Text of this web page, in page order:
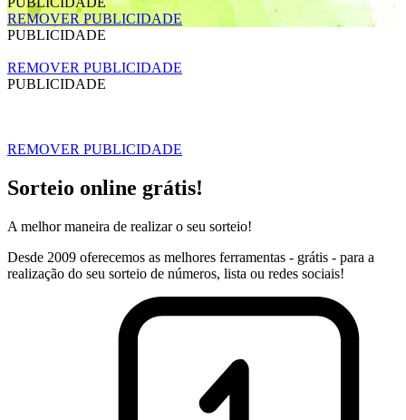
REMOVER PUBLICIDADE
PUBLICIDADE
REMOVER PUBLICIDADE
PUBLICIDADE
REMOVER PUBLICIDADE
Sorteio online grátis!
A melhor maneira de realizar o seu sorteio!
Desde 2009 oferecemos as melhores ferramentas - grátis - para a
realização do seu sorteio de números, lista ou redes sociais!